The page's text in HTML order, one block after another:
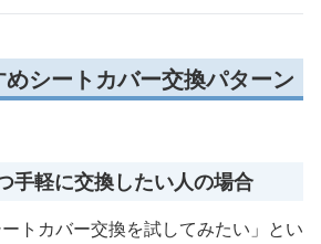
シートカバー交換パターン
手軽に交換したい人の場合
ートカバー交換を試してみたい」とい